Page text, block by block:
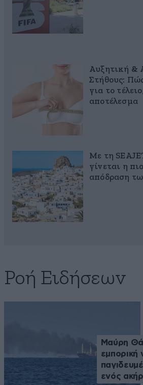
Αυξητική &
Στήθους:
για το
αποτέλεσμα
Με τη
γίνεται η
απόδραση
Ροή Ειδήσεων
Μαύρη
εμπορική
ενός